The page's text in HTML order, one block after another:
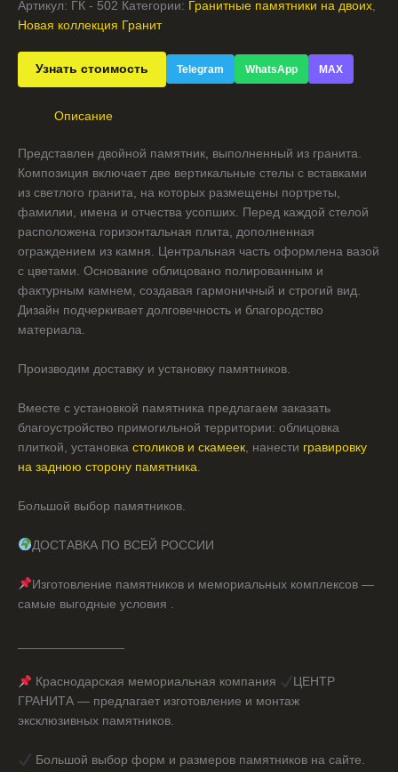
Артикул: ГК - 502 Категории: Гранитные памятники на двоих
Новая коллекция Гранит
Узнать стоимость Telegram WhatsApp MAX
Описание
Представлен двойной памятник, выполненный из гранита.
Композиция включает две вертикальные стелы с вставками
из светлого гранита, на которых размещены портреты,
фамилии, имена и отчества усопших. Перед каждой стелой
расположена горизонтальная плита, дополненная
ограждением из камня. Центральная часть оформлена вазой
с цветами. Основание облицовано полированным и
фактурным камнем, создавая гармоничный и строгий вид.
Дизайн подчеркивает долговечность и благородство
материала.
Производим доставку и установку памятников.
Вместе с установкой памятника предлагаем заказать
благоустройство примогильной территории: облицовка
плиткой, установка столиков и скамеек , нанести гравировку
на заднюю сторону памятника
Большой выбор памятников.
ДОСТАВКА ПО ВСЕЙ РОССИИ
Изготовление памятников и мемориальных комплексов —
самые выгодные условия .
Краснодарская мемориальная компания
ЦЕНТР
ГРАНИТА — предлагает изготовление и монтаж
эксклюзивных памятников.
Большой выбор форм и размеров памятников на сайте.